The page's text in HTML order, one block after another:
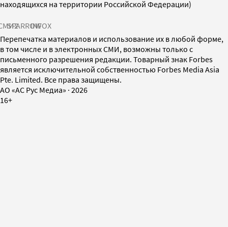
находящихся на территории Российской Федерации)
SPARROWINFOX
Перепечатка материалов и использование их в любой форме,
в том числе и в электронных СМИ, возможны только с
письменного разрешения редакции. Товарный знак Forbes
является исключительной собственностью Forbes Media Asia
Pte. Limited. Все права защищены.
AO «АС Рус Медиа» · 2026
16+